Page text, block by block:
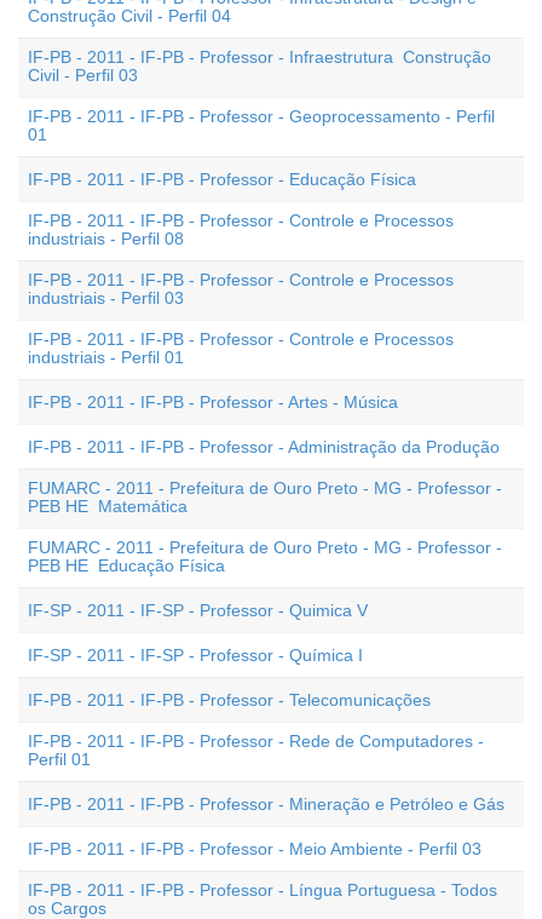
Construção Civil - Perfil 04
IF-PB - 2011 - IF-PB - Professor - Infraestrutura  Construção
Civil - Perfil 03
IF-PB - 2011 - IF-PB - Professor - Geoprocessamento - Perfil
01
IF-PB - 2011 - IF-PB - Professor - Educação Física
IF-PB - 2011 - IF-PB - Professor - Controle e Processos
industriais - Perfil 08
IF-PB - 2011 - IF-PB - Professor - Controle e Processos
industriais - Perfil 03
IF-PB - 2011 - IF-PB - Professor - Controle e Processos
industriais - Perfil 01
IF-PB - 2011 - IF-PB - Professor - Artes - Música
IF-PB - 2011 - IF-PB - Professor - Administração da Produção
FUMARC - 2011 - Prefeitura de Ouro Preto - MG - Professor -
PEB HE  Matemática
FUMARC - 2011 - Prefeitura de Ouro Preto - MG - Professor -
PEB HE  Educação Física
IF-SP - 2011 - IF-SP - Professor - Quimica V
IF-SP - 2011 - IF-SP - Professor - Química I
IF-PB - 2011 - IF-PB - Professor - Telecomunicações
IF-PB - 2011 - IF-PB - Professor - Rede de Computadores -
Perfil 01
IF-PB - 2011 - IF-PB - Professor - Mineração e Petróleo e Gás
IF-PB - 2011 - IF-PB - Professor - Meio Ambiente - Perfil 03
IF-PB - 2011 - IF-PB - Professor - Língua Portuguesa - Todos
os Cargos